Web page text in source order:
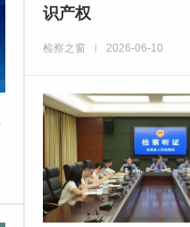
识产权
检察之窗 | 2026-06-10